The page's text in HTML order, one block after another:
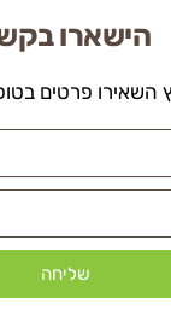
הישארו
השאירו פרטים
שליחה